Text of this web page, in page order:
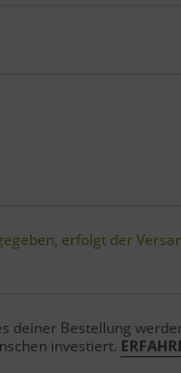
erfolgt der
deiner Bestellung
investiert.